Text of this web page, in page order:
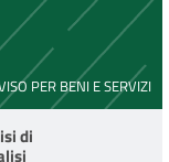
PER BENI E SERVIZI
di